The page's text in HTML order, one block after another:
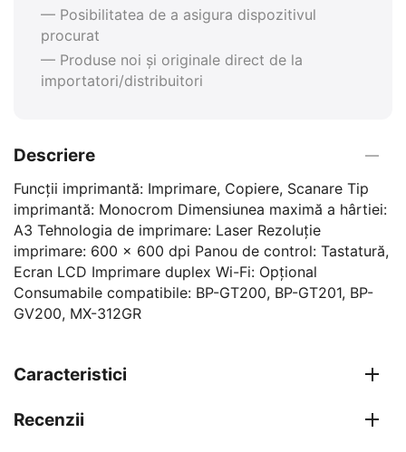
— Posibilitatea de a asigura dispozitivul
procurat
— Produse noi și originale direct de la
importatori/distribuitori
Descriere
Funcții imprimantă: Imprimare, Copiere, Scanare Tip
imprimantă: Monocrom Dimensiunea maximă a hârtiei:
A3 Tehnologia de imprimare: Laser Rezoluție
imprimare: 600 x 600 dpi Panou de control: Tastatură,
Ecran LCD Imprimare duplex Wi-Fi: Opțional
Consumabile compatibile: BP-GT200, BP-GT201, BP-
GV200, MX-312GR
Caracteristici
Recenzii